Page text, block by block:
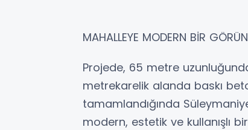
MAHALLEYE MODERN BİR
Projede, 65 metre
metrekarelik alanda baskı
tamamlandığında
modern, estetik ve kullanışlı